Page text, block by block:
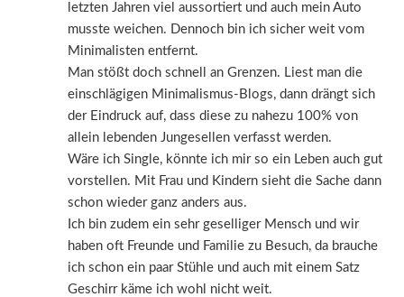
letzten Jahren viel aussortiert und auch mein Auto
musste weichen. Dennoch bin ich sicher weit vom
Minimalisten entfernt.
Man stößt doch schnell an Grenzen. Liest man die
einschlägigen Minimalismus-Blogs, dann drängt sich
der Eindruck auf, dass diese zu nahezu 100% von
allein lebenden Jungesellen verfasst werden.
Wäre ich Single, könnte ich mir so ein Leben auch gut
vorstellen. Mit Frau und Kindern sieht die Sache dann
schon wieder ganz anders aus.
Ich bin zudem ein sehr geselliger Mensch und wir
haben oft Freunde und Familie zu Besuch, da brauche
ich schon ein paar Stühle und auch mit einem Satz
Geschirr käme ich wohl nicht weit.